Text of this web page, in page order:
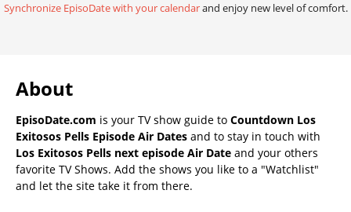
Synchronize EpisoDate with your calendarand enjoy new level of comfort.
About
EpisoDate.com is your TV show guide to Countdown Los
Exitosos Pells Episode Air Dates and to stay in touch with
Los Exitosos Pells next episode Air Date and your others
favorite TV Shows. Add the shows you like to a "Watchlist"
and let the site take it from there.